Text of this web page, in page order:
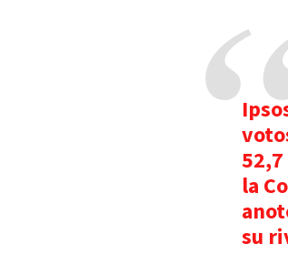
la
su